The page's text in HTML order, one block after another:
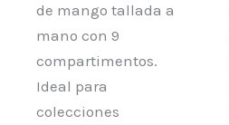
de mango tallada a
mano con 9
compartimentos.
Ideal para
colecciones